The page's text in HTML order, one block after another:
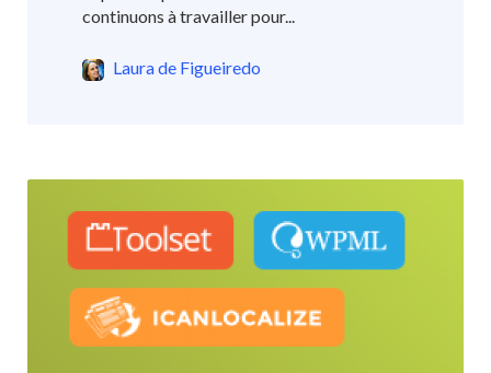
continuons à travailler pour...
Laura de Figueiredo